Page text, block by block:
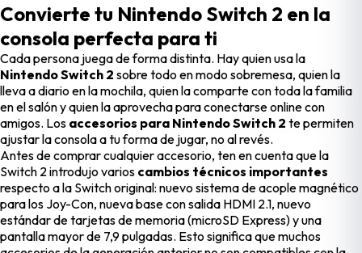
Convierte tu Nintendo Switch 2 en la
consola perfecta para ti
Cada persona juega de forma distinta. Hay quien usa la
Nintendo Switch 2 sobre todo en modo sobremesa, quien la
lleva a diario en la mochila, quien la comparte con toda la familia
en el salón y quien la aprovecha para conectarse online con
amigos. Los accesorios para Nintendo Switch 2 te permiten
ajustar la consola a tu forma de jugar, no al revés.
Antes de comprar cualquier accesorio, ten en cuenta que la
Switch 2 introdujo varios cambios técnicos importantes
respecto a la Switch original: nuevo sistema de acople magnético
para los Joy-Con, nueva base con salida HDMI 2.1, nuevo
estándar de tarjetas de memoria (microSD Express) y una
pantalla mayor de 7,9 pulgadas. Esto significa que muchos